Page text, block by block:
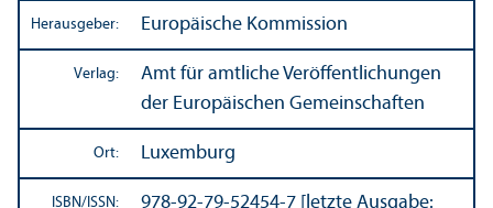
Herausgeber: Europäische Kommission
Verlag:
Amt für amtliche Veröffentlichungen
der Europäischen Gemeinschaften
Ort: Luxemburg
ISBN/ ISSN: 978-92-79-52454-7 [letzte Ausgabe: